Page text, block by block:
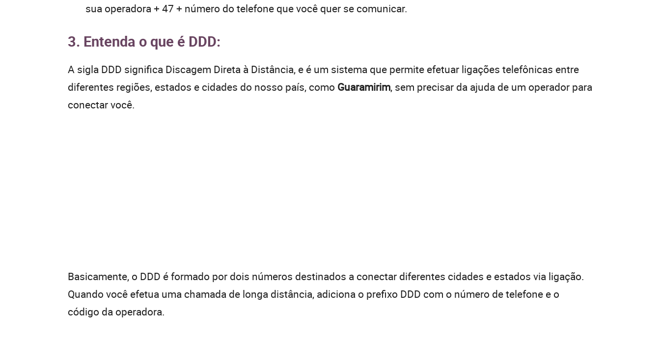
sua operadora + 47 + número do telefone que você quer se comunicar.
3. Entenda o que é DDD:
A sigla DDD significa Discagem Direta à Distância, e é um sistema que permite efetuar ligações telefônicas entre
diferentes regiões, estados e cidades do nosso país, como Guaramirim, sem precisar da ajuda de um operador para
conectar você.
Basicamente, o DDD é formado por dois números destinados a conectar diferentes cidades e estados via ligação.
Quando você efetua uma chamada de longa distância, adiciona o prefixo DDD com o número de telefone e o
código da operadora.